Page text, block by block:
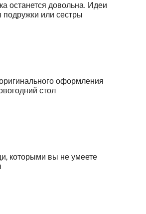
останется довольна. Идеи
подружки или сестры
оформления
стол
которыми вы не умеете